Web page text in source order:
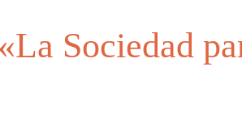
Sociedad